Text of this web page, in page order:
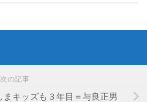
次の記事
キッズも３年目＝与良正男